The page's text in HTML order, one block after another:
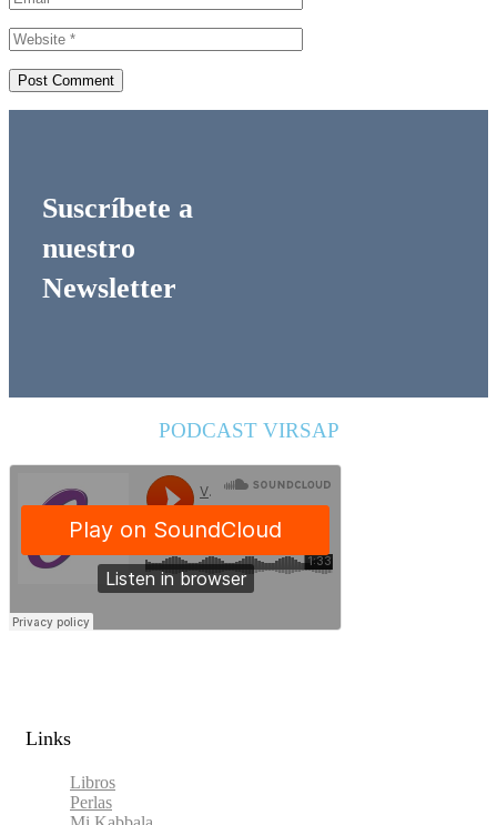
Suscríbete a
nuestro
Newsletter
PODCAST VIRSAP
Links​
Libros
Perlas